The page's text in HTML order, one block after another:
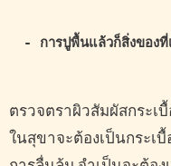
- การปูพื้นแล้วก็สิ่งของที่
ตรวจตราผิวสัมผัสกระเ
ในสุขาจะต้องเป็นกระเ